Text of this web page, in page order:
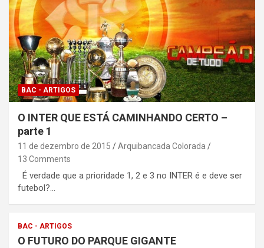
BAC - ARTIGOS
O INTER QUE ESTÁ CAMINHANDO CERTO –
parte 1
11 de dezembro de 2015
Arquibancada Colorada
13 Comments
É verdade que a prioridade 1, 2 e 3 no INTER é e deve ser
futebol?…
BAC - ARTIGOS
O FUTURO DO PARQUE GIGANTE